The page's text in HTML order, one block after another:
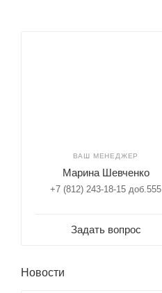
ВАШ МЕНЕДЖЕР
Марина Шевченко
+7 (812) 243-18-15 доб.555
Задать вопрос
Новости